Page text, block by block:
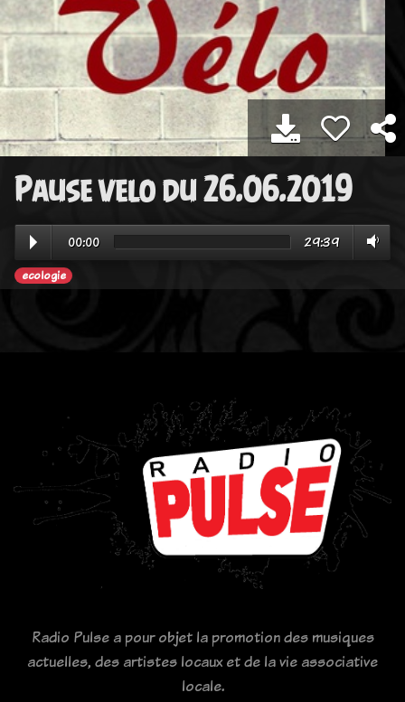
Pause velo du 26.06.2019
00:00 29:39
ecologie
Radio Pulse a pour objet la promotion des musiques
actuelles, des artistes locaux et de la vie associative
locale.